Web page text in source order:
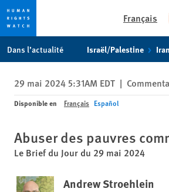
to
privacy
notice
to
content
Français
Dans l’actualité Israël/Palestine Iran
29 mai 2024 5:31AM EDT |
Disponible en Français Español
Abuser des pauvres
Le Brief du Jour du 29 mai 2024
Andrew Stroehlein